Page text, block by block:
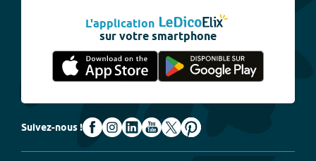
L'application
sur votre smartphone
Suivez-nous !